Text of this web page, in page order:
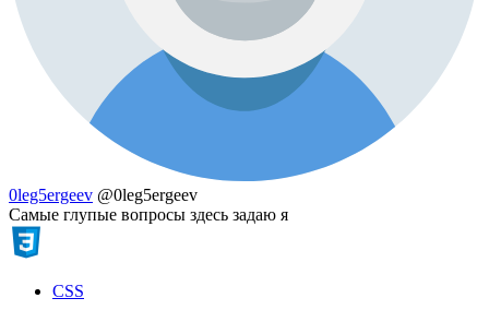
0leg5ergeev @0leg5ergeev
Самые глупые вопросы здесь задаю я
CSS